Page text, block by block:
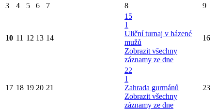
3 4 5 6 7 8 9
10 11 12 13 14
15
1
Uliční turnaj v házené
mužů
Zobrazit všechny
záznamy ze dne
16
17 18 19 20 21
22
1
Zahrada gurmánů
Zobrazit všechny
záznamy ze dne
23